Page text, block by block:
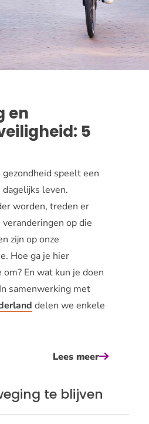
en
5
speelt een
leven.
worden, treden er
op die
zijn op onze
Hoe ga je hier
En wat kun je doen
samenwerking met
delen we enkele
Lees meerover
en
te blijven